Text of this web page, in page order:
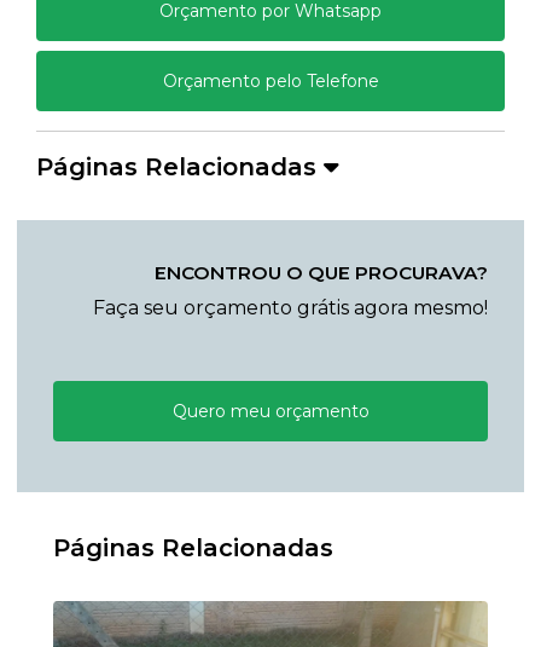
Orçamento por Whatsapp
Orçamento pelo Telefone
Páginas Relacionadas
ENCONTROU O QUE PROCURAVA?
Faça seu orçamento grátis agora mesmo!
Quero meu orçamento
Páginas Relacionadas